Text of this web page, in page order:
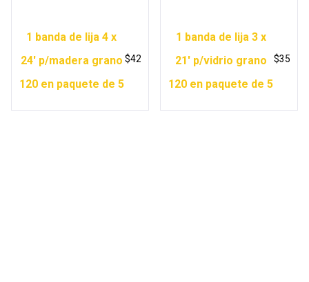
1 banda de lija 4 x
24′ p/madera grano
120 en paquete de 5
$42
1 banda de lija 3 x
21′ p/vidrio grano
120 en paquete de 5
$35